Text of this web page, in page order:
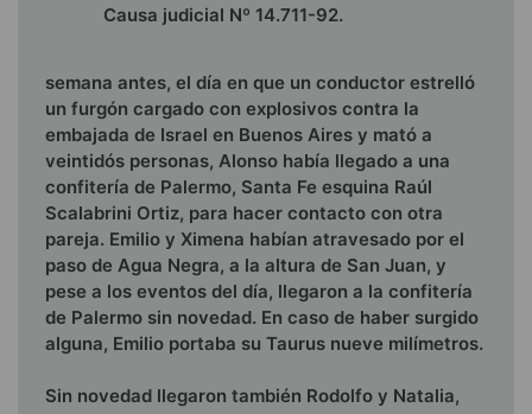
Causa judicial Nº 14.711-92.
semana antes, el día en que un conductor estrelló
un furgón cargado con explosivos contra la
embajada de Israel en Buenos Aires y mató a
veintidós personas, Alonso había llegado a una
confitería de Palermo, Santa Fe esquina Raúl
Scalabrini Ortiz, para hacer contacto con otra
pareja. Emilio y Ximena habían atravesado por el
paso de Agua Negra, a la altura de San Juan, y
pese a los eventos del día, llegaron a la confitería
de Palermo sin novedad. En caso de haber surgido
alguna, Emilio portaba su Taurus nueve milímetros.
Sin novedad llegaron también Rodolfo y Natalia,